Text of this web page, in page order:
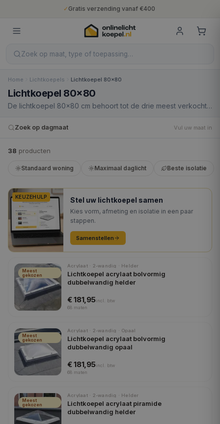
✓ Gratis verzending vanaf €400
10 jaar fabrieksgarantie
Nederlandse productie
Zoek op maat, type of toepassing…
Home Lichtkoepels Lichtkoepel 80x80
Lichtkoepel 80x80
De lichtkoepel 80×80 cm behoort tot de drie meest verkochte
dit formaat een substantiële hoeveelheid daglicht in een
bouwplanningen. Aanbevolen voor: keukens, woonkamers,
uitbouwen en grotere slaapkamers.
Zoek op dagmaat Vul uw maat in
38 producten
Standaard woning Maximaal daglicht Beste isolatie
KEUZEHULP Stel uw lichtkoepel samen
Kies vorm, afmeting en isolatie in een paar
stappen.
Samenstellen
Meest
gekozen
Acrylaat · 2-wandig · Helder
Lichtkoepel acrylaat bolvormig
dubbelwandig helder
€ 181,95incl.
btw
68 maten
Meest
gekozen
Acrylaat · 2-wandig · Opaal
Lichtkoepel acrylaat bolvormig
dubbelwandig opaal
€ 181,95incl.
btw
68 maten
Meest
gekozen
Acrylaat · 2-wandig · Helder
Lichtkoepel acrylaat piramide
dubbelwandig helder